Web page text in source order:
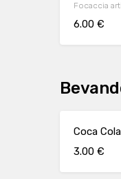
Focaccia
6.00 €
Coca
3.00 €